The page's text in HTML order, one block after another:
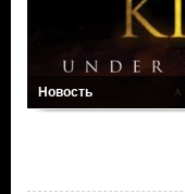
Новость